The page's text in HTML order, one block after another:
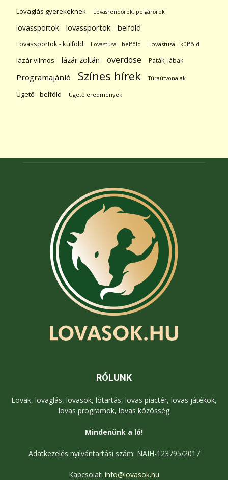
Lovaglás gyerekeknek Lovasrendőrök; polgárőrök
lovassportok lovassportok - belföld
Lovassportok - külföld Lovastusa - belföld Lovastusa - külföld
lázár vilmos lázár zoltán overdose Paták; lábak
Programajánló Színes hírek Túraútvonalak
Ügető - belföld Ügető eredmények
RÓLUNK
Lovak, lovaglás, lovasok, lótartás, lovas piactér, lovas játékok,
lovas programok, lovas közösség
Mindenünk a ló!
Adatkezelés nyilvántartási szám: NAIH-123795/2017
Kapcsolat: info@lovasok.hu